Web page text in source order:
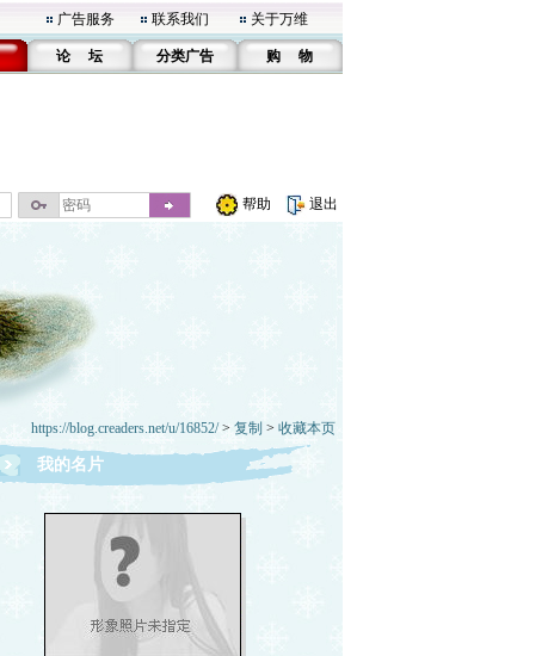
广告服务 联系我们 关于万维
论 坛 分类广告 购 物
帮助 退出
https://blog.creaders.net/u/16852/> 复制 > 收藏本页
我的名片